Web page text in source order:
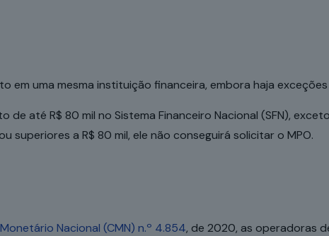
em uma mesma instituição financeira, embora haja
de até R$ 80 mil no Sistema Financeiro Nacional (SFN),
superiores a R$ 80 mil, ele não conseguirá solicitar o MPO.
Nacional (CMN) n.º 4.854, de 2020, as operadoras